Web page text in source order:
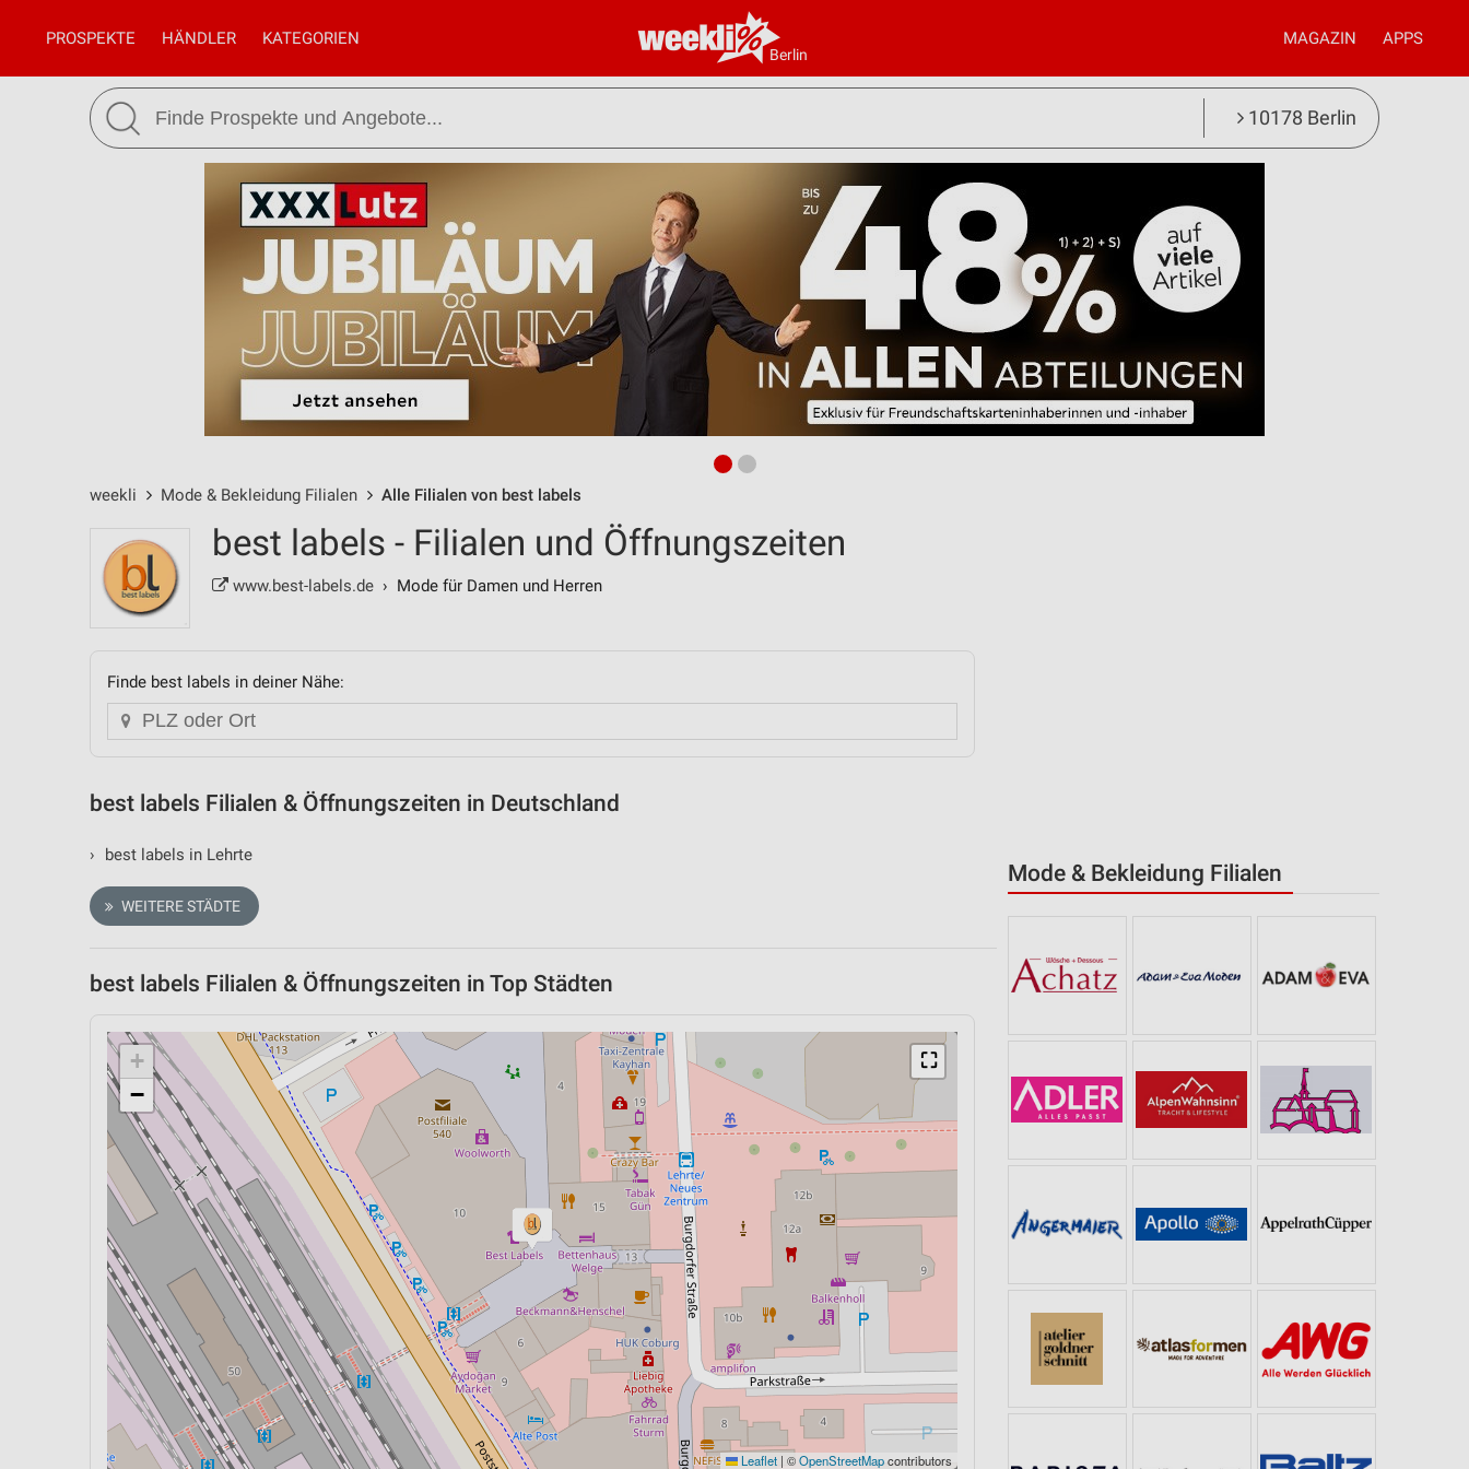
Berlin
PROSPEKTE HÄNDLER KATEGORIEN MAGAZIN APPS
10178 Berlin
weekli Mode & Bekleidung Filialen Alle Filialen von best labels
Mode & Bekleidung Filialen
best labels - Filialen und Öffnungszeiten
www.best-labels.de › Mode für Damen und Herren
Finde best labels in deiner Nähe:
best labels Filialen & Öffnungszeiten in Deutschland
› best labels in Lehrte
WEITERE STÄDTE
best labels Filialen & Öffnungszeiten in Top Städten
⛶
+
−
Leaflet | ©OpenStreetMapcontributors